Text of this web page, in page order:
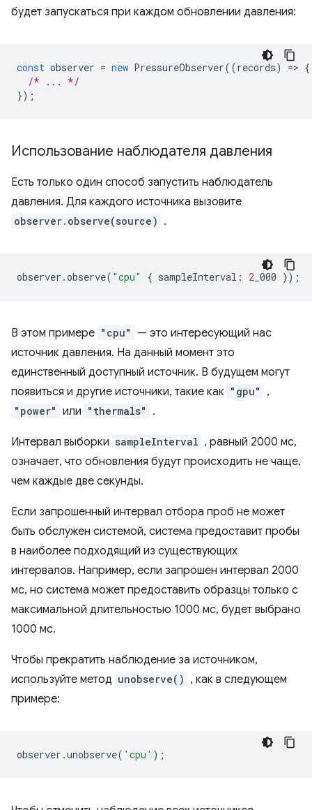
будет запускаться при каждом обновлении давления:
const observer = new PressureObserver((records) => {
/* ... */
});
Использование наблюдателя давления
Есть только один способ запустить наблюдатель
давления. Для каждого источника вызовите
observer.observe(source) .
observer .observe( "cpu" { sampleInterval : 2 _000 });
В этом примере "cpu"
— это интересующий нас
источник давления. На данный момент это
единственный доступный источник. В будущем могут
появиться и другие источники, такие как "gpu" ,
"power" или "thermals" .
Интервал выборки sampleInterval , равный 2000 мс,
означает, что обновления будут происходить не чаще,
чем каждые две секунды.
Если запрошенный интервал отбора проб не может
быть обслужен системой, система предоставит пробы
в наиболее подходящий из существующих
интервалов. Например, если запрошен интервал 2000
мс, но система может предоставить образцы только с
максимальной длительностью 1000 мс, будет выбрано
1000 мс.
Чтобы прекратить наблюдение за источником,
используйте метод unobserve() , как в следующем
примере:
observer .unobserve( 'cpu' );